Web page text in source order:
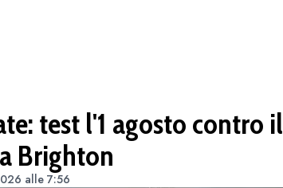
test l'1 agosto contro il
Brighton
alle 7:56